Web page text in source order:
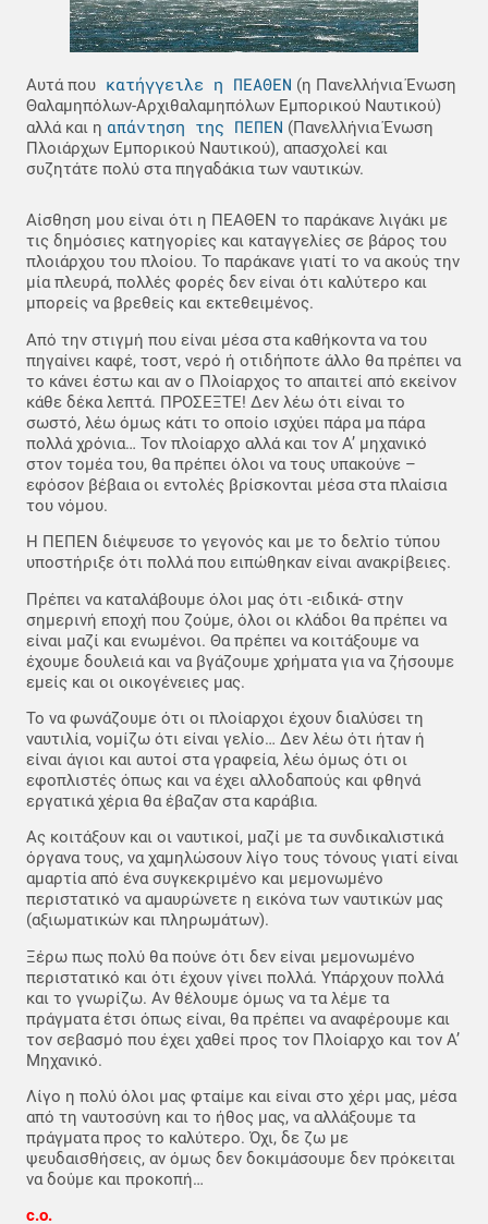
Αυτά που κατήγγειλε η ΠΕΑΘΕΝ (η Πανελλήνια Ένωση
Θαλαμηπόλων-Αρχιθαλαμηπόλων Εμπορικού Ναυτικού)
αλλά και η απάντηση της ΠΕΠΕΝ (Πανελλήνια Ένωση
Πλοιάρχων Εμπορικού Ναυτικού), απασχολεί και
συζητάτε πολύ στα πηγαδάκια των ναυτικών.
Αίσθηση μου είναι ότι η ΠΕΑΘΕΝ το παράκανε λιγάκι με
τις δημόσιες κατηγορίες και καταγγελίες σε βάρος του
πλοιάρχου του πλοίου. Το παράκανε γιατί το να ακούς την
μία πλευρά, πολλές φορές δεν είναι ότι καλύτερο και
μπορείς να βρεθείς και εκτεθειμένος.
Από την στιγμή που είναι μέσα στα καθήκοντα να του
πηγαίνει καφέ, τοστ, νερό ή οτιδήποτε άλλο θα πρέπει να
το κάνει έστω και αν ο Πλοίαρχος το απαιτεί από εκείνον
κάθε δέκα λεπτά. ΠΡΟΣΕΞΤΕ! Δεν λέω ότι είναι το
σωστό, λέω όμως κάτι το οποίο ισχύει πάρα μα πάρα
πολλά χρόνια… Τον πλοίαρχο αλλά και τον Α’ μηχανικό
στον τομέα του, θα πρέπει όλοι να τους υπακούνε –
εφόσον βέβαια οι εντολές βρίσκονται μέσα στα πλαίσια
του νόμου.
Η ΠΕΠΕΝ διέψευσε το γεγονός και με το δελτίο τύπου
υποστήριξε ότι πολλά που ειπώθηκαν είναι ανακρίβειες.
Πρέπει να καταλάβουμε όλοι μας ότι -ειδικά- στην
σημερινή εποχή που ζούμε, όλοι οι κλάδοι θα πρέπει να
είναι μαζί και ενωμένοι. Θα πρέπει να κοιτάξουμε να
έχουμε δουλειά και να βγάζουμε χρήματα για να ζήσουμε
εμείς και οι οικογένειες μας.
Το να φωνάζουμε ότι οι πλοίαρχοι έχουν διαλύσει τη
ναυτιλία, νομίζω ότι είναι γελίο… Δεν λέω ότι ήταν ή
είναι άγιοι και αυτοί στα γραφεία, λέω όμως ότι οι
εφοπλιστές όπως και να έχει αλλοδαπούς και φθηνά
εργατικά χέρια θα έβαζαν στα καράβια.
Ας κοιτάξουν και οι ναυτικοί, μαζί με τα συνδικαλιστικά
όργανα τους, να χαμηλώσουν λίγο τους τόνους γιατί είναι
αμαρτία από ένα συγκεκριμένο και μεμονωμένο
περιστατικό να αμαυρώνετε η εικόνα των ναυτικών μας
(αξιωματικών και πληρωμάτων).
Ξέρω πως πολύ θα πούνε ότι δεν είναι μεμονωμένο
περιστατικό και ότι έχουν γίνει πολλά. Υπάρχουν πολλά
και το γνωρίζω. Αν θέλουμε όμως να τα λέμε τα
πράγματα έτσι όπως είναι, θα πρέπει να αναφέρουμε και
τον σεβασμό που έχει χαθεί προς τον Πλοίαρχο και τον Α’
Μηχανικό.
Λίγο η πολύ όλοι μας φταίμε και είναι στο χέρι μας, μέσα
από τη ναυτοσύνη και το ήθος μας, να αλλάξουμε τα
πράγματα προς το καλύτερο. Όχι, δε ζω με
ψευδαισθήσεις, αν όμως δεν δοκιμάσουμε δεν πρόκειται
να δούμε και προκοπή…
c.o.